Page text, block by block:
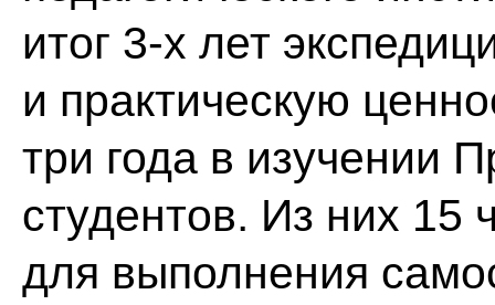
итог 3-х лет
и практическую
три года в изучении
студентов. Из них 15
для выполнения